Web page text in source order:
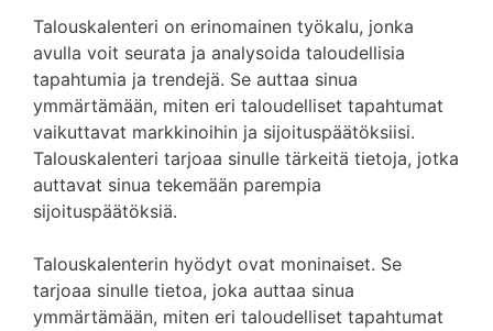
Talouskalenteri on erinomainen työkalu, jonka
avulla voit seurata ja analysoida taloudellisia
tapahtumia ja trendejä. Se auttaa sinua
ymmärtämään, miten eri taloudelliset tapahtumat
vaikuttavat markkinoihin ja sijoituspäätöksiisi.
Talouskalenteri tarjoaa sinulle tärkeitä tietoja, jotka
auttavat sinua tekemään parempia
sijoituspäätöksiä.
Talouskalenterin hyödyt ovat moninaiset. Se
tarjoaa sinulle tietoa, joka auttaa sinua
ymmärtämään, miten eri taloudelliset tapahtumat